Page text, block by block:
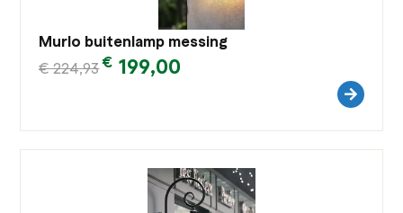
Murlo buitenlamp messing
€224,93€ 199,00